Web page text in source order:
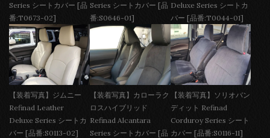
Series シートカバー [品
番:T0673-02]
Series シートカバー [品
番:S0646-01]
Deluxe Series シートカ
バー [品番:T0044-01]
【装着写真】ジムニー
Refinad Leather
Deluxe Series シートカ
バー [品番:S0113-02]
【装着写真】カローラク
ロスハイブリッド
Refinad Alcantara
Series シートカバー [品
【装着写真】ソリオバン
ディット Refinad
Corduroy Series シート
カバー [品番:S0116-11]